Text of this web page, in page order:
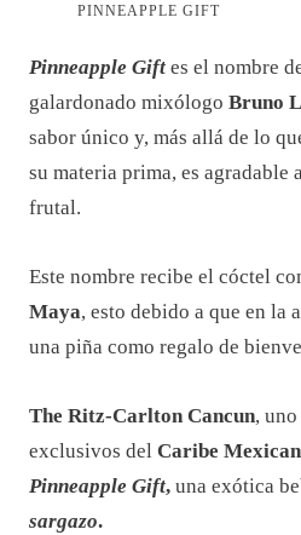
PINNEAPPLE GIFT
Pinneapple Gift es el nombre
galardonado mixólogo Bruno
sabor único y, más allá de lo
su materia prima, es agradable
frutal.
Este nombre recibe el cóctel
Maya, esto debido a que en la
una piña como regalo de
The Ritz-Carlton Cancun,
exclusivos del Caribe
Pinneapple Gift, una exótica
sargazo.